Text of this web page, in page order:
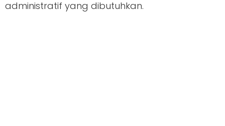
administratif yang dibutuhkan.